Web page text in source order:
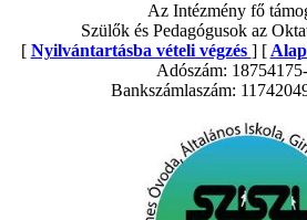
Az Intézmény fő
Szülők és Pedagógusok az
[ Nyilvántartásba vételi végzés ] [
Adószám:
Bankszámlaszám: